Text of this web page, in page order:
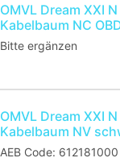
OMVL Dream XXI
Kabelbaum NC
Bitte ergänzen
OMVL Dream XXI
Kabelbaum NV
AEB Code: 612181000